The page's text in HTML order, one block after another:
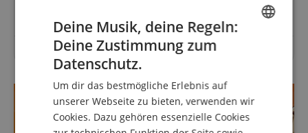
Zu diesem Artikel wurden noch keine Fragen gestellt.
FRENCH
Deine Musik, deine Regeln:
Deine Zustimmung zum
Datenschutz.
Um dir das bestmögliche Erlebnis auf
unserer Webseite zu bieten, verwenden wir
Cookies. Dazu gehören essenzielle Cookies